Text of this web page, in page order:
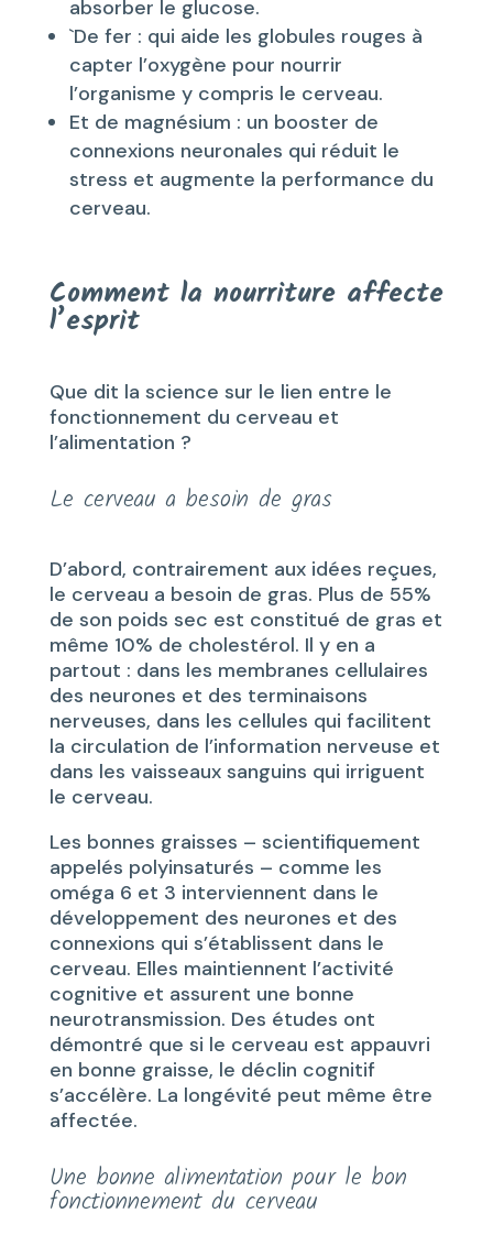
absorber le glucose.
`De fer : qui aide les globules rouges à
capter l’oxygène pour nourrir
l’organisme y compris le cerveau.
Et de magnésium : un booster de
connexions neuronales qui réduit le
stress et augmente la performance du
cerveau.
Comment la nourriture affecte
l’esprit
Que dit la science sur le lien entre le
fonctionnement du cerveau et
l’alimentation ?
Le cerveau a besoin de gras
D’abord, contrairement aux idées reçues,
le cerveau a besoin de gras. Plus de 55%
de son poids sec est constitué de gras et
même 10% de cholestérol. Il y en a
partout : dans les membranes cellulaires
des neurones et des terminaisons
nerveuses, dans les cellules qui facilitent
la circulation de l’information nerveuse et
dans les vaisseaux sanguins qui irriguent
le cerveau.
Les bonnes graisses – scientifiquement
appelés polyinsaturés – comme les
oméga 6 et 3 interviennent dans le
développement des neurones et des
connexions qui s’établissent dans le
cerveau. Elles maintiennent l’activité
cognitive et assurent une bonne
neurotransmission. Des études ont
démontré que si le cerveau est appauvri
en bonne graisse, le déclin cognitif
s’accélère. La longévité peut même être
affectée.
Une bonne alimentation pour le bon
fonctionnement du cerveau